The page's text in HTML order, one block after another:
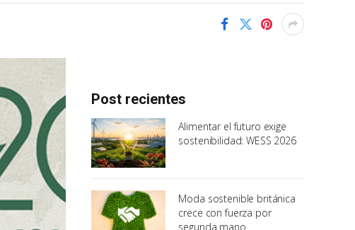
Post recientes
Alimentar el futuro exige
sostenibilidad: WESS 2026
Moda sostenible británica
crece con fuerza por
segunda mano